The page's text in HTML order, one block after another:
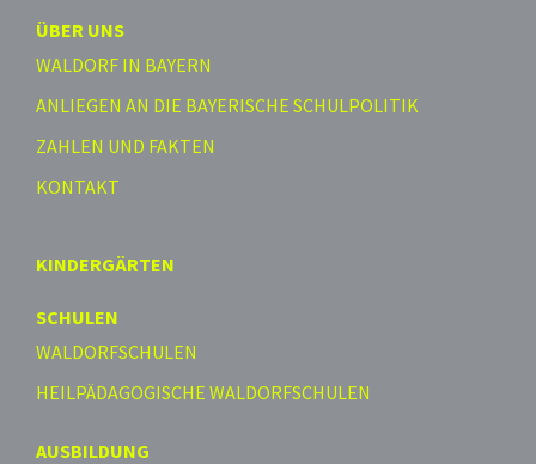
ÜBER UNS
WALDORF IN BAYERN
ANLIEGEN AN DIE BAYERISCHE SCHULPOLITIK
ZAHLEN UND FAKTEN
KONTAKT
KINDERGÄRTEN
SCHULEN
WALDORFSCHULEN
HEILPÄDAGOGISCHE WALDORFSCHULEN
AUSBILDUNG